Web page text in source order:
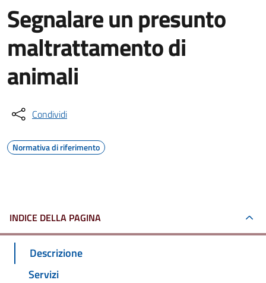
Segnalare un presunto
maltrattamento di
animali
Condividi
Normativa di riferimento
INDICE DELLA PAGINA
Descrizione
Servizi